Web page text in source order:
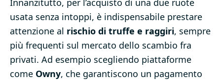
Innanzitutto, per l’acquisto di una due ruote
usata senza intoppi, è indispensabile prestare
attenzione al rischio di truffe e raggiri, sempre
più frequenti sul mercato dello scambio fra
privati. Ad esempio scegliendo piattaforme
come Owny, che garantiscono un pagamento